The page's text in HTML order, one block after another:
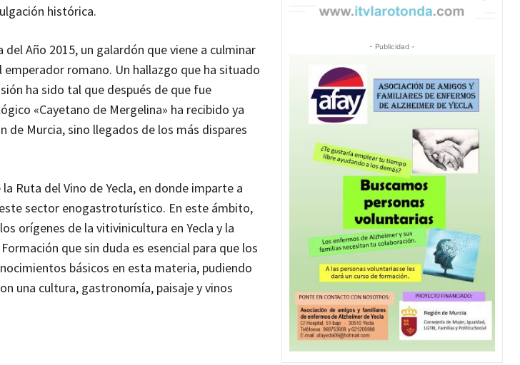
histórica.
Año 2015, un galardón que viene a culminar
romano. Un hallazgo que ha situado
ha sido tal que después de que fue
«Cayetano de Mergelina» ha recibido ya
de Murcia, sino llegados de los más dispares
Ruta del Vino de Yecla, en donde imparte a
sector enogastroturístico. En este ámbito,
orígenes de la vitivinicultura en Yecla y la
que sin duda es esencial para que los
básicos en esta materia, pudiendo
una cultura, gastronomía, paisaje y vinos
- Publicidad -